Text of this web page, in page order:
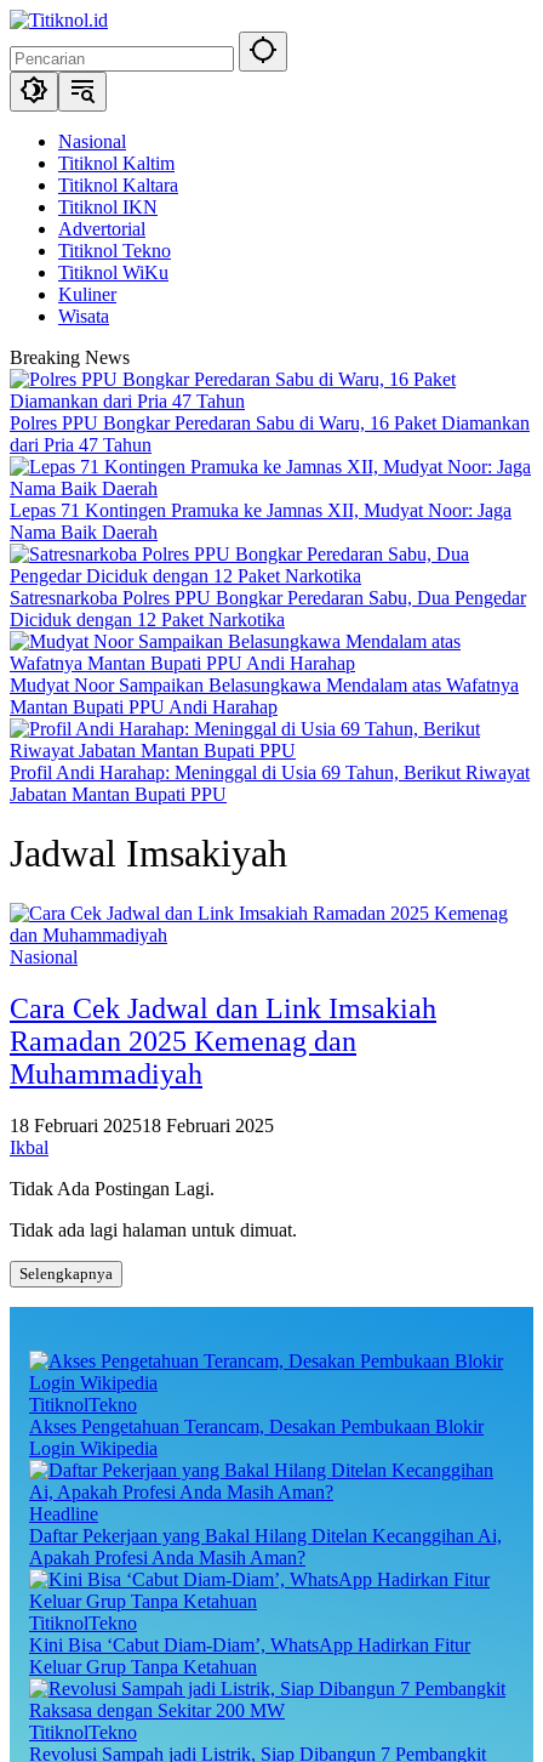
Langsung
konten
Nasional
Titiknol Kaltim
Titiknol Kaltara
Titiknol IKN
Advertorial
Titiknol Tekno
Titiknol WiKu
Kuliner
Wisata
Breaking News
Polres PPU Bongkar Peredaran Sabu di Waru, 16 Paket Diamankan
dari Pria 47 Tahun
Lepas 71 Kontingen Pramuka ke Jamnas XII, Mudyat Noor: Jaga
Nama Baik Daerah
Satresnarkoba Polres PPU Bongkar Peredaran Sabu, Dua Pengedar
Diciduk dengan 12 Paket Narkotika
Mudyat Noor Sampaikan Belasungkawa Mendalam atas Wafatnya
Mantan Bupati PPU Andi Harahap
Profil Andi Harahap: Meninggal di Usia 69 Tahun, Berikut Riwayat
Jabatan Mantan Bupati PPU
Jadwal Imsakiyah
Nasional
Cara Cek Jadwal dan Link Imsakiah
Ramadan 2025 Kemenag dan
Muhammadiyah
18 Februari 202518 Februari 2025
Ikbal
Tidak Ada Postingan Lagi.
Tidak ada lagi halaman untuk dimuat.
Selengkapnya
TitiknolTekno
Akses Pengetahuan Terancam, Desakan Pembukaan Blokir
Login Wikipedia
Headline
Daftar Pekerjaan yang Bakal Hilang Ditelan Kecanggihan Ai,
Apakah Profesi Anda Masih Aman?
TitiknolTekno
Kini Bisa ‘Cabut Diam-Diam’, WhatsApp Hadirkan Fitur
Keluar Grup Tanpa Ketahuan
TitiknolTekno
Revolusi Sampah jadi Listrik, Siap Dibangun 7 Pembangkit